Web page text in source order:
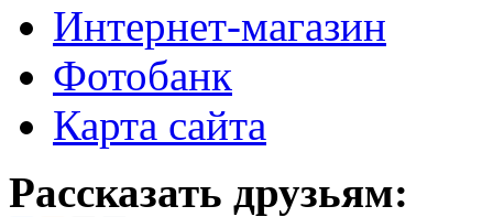
Интернет-магазин
Фотобанк
Карта сайта
Рассказать друзьям: